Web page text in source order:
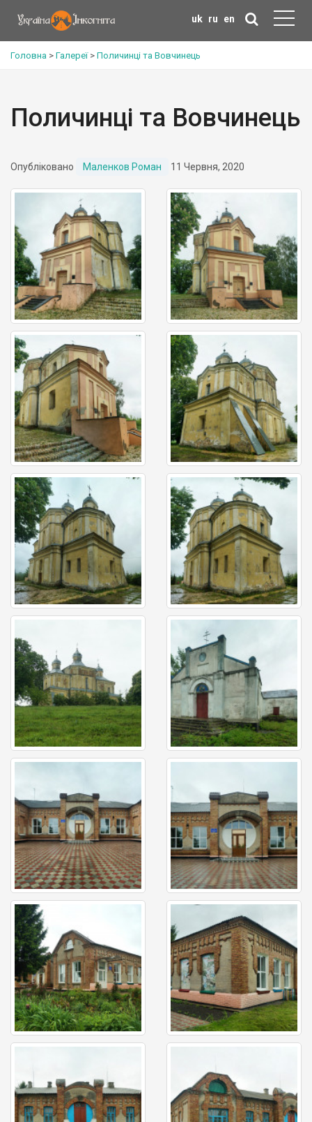
uk ru en
Головна > Галереї> Поличинці та Вовчинець
Поличинці та Вовчинець
Опубліковано Маленков Роман 11 Червня, 2020